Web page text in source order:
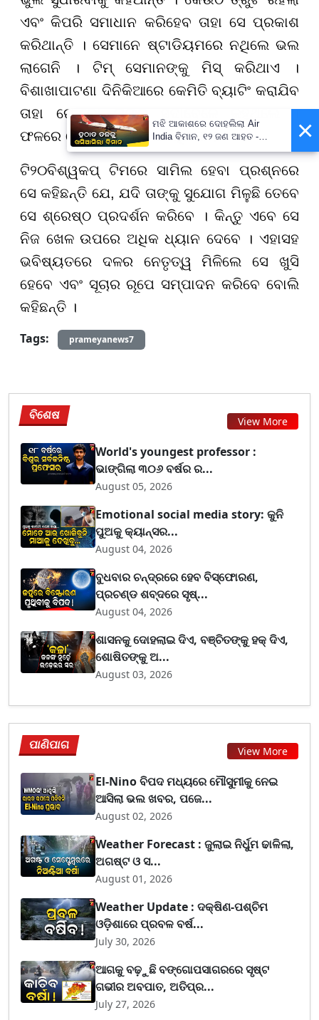
ଏବଂ କିପରି ସମାଧାନ କରିହେବ ତାହା ସେ ପ୍ରକାଶ
କରିଥାନ୍ତି । ସେମାନେ ଷ୍ଟାଡିୟମରେ ନଥିଲେ ଭଲ
ଲାଗେନି । ଟିମ୍ ସେମାନଙ୍କୁ ମିସ୍ କରିଥାଏ ।
ବିଶାଖାପାଟଣା ଦିନିକିଆରେ କେମିତି ବ୍ୟାଟିଂ କରାଯିବ
ତାହା ରୋ-କୋ ତାଙ୍କୁ ସଦାବେଳେ କହୁଥିଲେ ।
ଫଳରେ ସେ ଶତକ ମାରି ପାରିଥିଲେ ।
ଟି୨୦ବିଶ୍ୱକପ୍ ଟିମରେ ସାମିଲ ହେବା ପ୍ରଶ୍ନରେ
ସେ କହିଛନ୍ତି ଯେ, ଯଦି ତାଙ୍କୁ ସୁଯୋଗ ମିଳୁଛି ତେବେ
ସେ ଶ୍ରେଷ୍ଠ ପ୍ରଦର୍ଶନ କରିବେ । କିନ୍ତୁ ଏବେ ସେ
ନିଜ ଖେଳ ଉପରେ ଅଧିକ ଧ୍ୟାନ ଦେବେ । ଏହାସହ
ଭବିଷ୍ୟତରେ ଦଳର ନେତୃତ୍ୱ ମିଳିଲେ ସେ ଖୁସି
ହେବେ ଏବଂ ସୂଚାର ରୂପେ ସମ୍ପାଦନ କରିବେ ବୋଲି
କହିଛନ୍ତି ।
Tags:
prameyanews7
ବିଶେଷ View More
World's youngest professor :
ଭାଙ୍ଗିଲା ୩୦୬ ବର୍ଷର ର...
August 05, 2026
Emotional social media story: କୁନି
ପୁଅକୁ କ୍ୟାନ୍ସର...
August 04, 2026
ବୁଧବାର ଚନ୍ଦ୍ରରେ ହେବ ବିସ୍ଫୋରଣ,
ପ୍ରଚଣ୍ଡ ଶବ୍ଦରେ ସୃଷ୍...
August 04, 2026
ଶାସନକୁ ଦୋହଲାଇ ଦିଏ, ବଞ୍ଚିତଙ୍କୁ ହକ୍ ଦିଏ,
ଶୋଷିତଙ୍କୁ ଅ...
August 03, 2026
ପାଣିପାଗ View More
El-Nino ବିପଦ ମଧ୍ୟରେ ମୌସୁମୀକୁ ନେଇ
ଆସିଲା ଭଲ ଖବର, ପଜେ...
August 02, 2026
Weather Forecast : ଜୁଲାଇ ନିର୍ଧୁମ ଢାଳିଲା,
ଅଗଷ୍ଟ ଓ ସ...
August 01, 2026
Weather Update : ଦକ୍ଷିଣ-ପଶ୍ଚିମ
ଓଡ଼ିଶାରେ ପ୍ରବଳ ବର୍ଷ...
July 30, 2026
ଆଗକୁ ବଢ଼ୁଛି ବଙ୍ଗୋପସାଗରରେ ସୃଷ୍ଟ
ଗଭୀର ଅବପାତ, ଅତିପ୍ର...
July 27, 2026
×
ମଝି ଆକାଶରେ ଦୋହଲିଲା Air
India ବିମାନ, ୧୨ ଜଣ ଆହତ -
PrameyaNews7